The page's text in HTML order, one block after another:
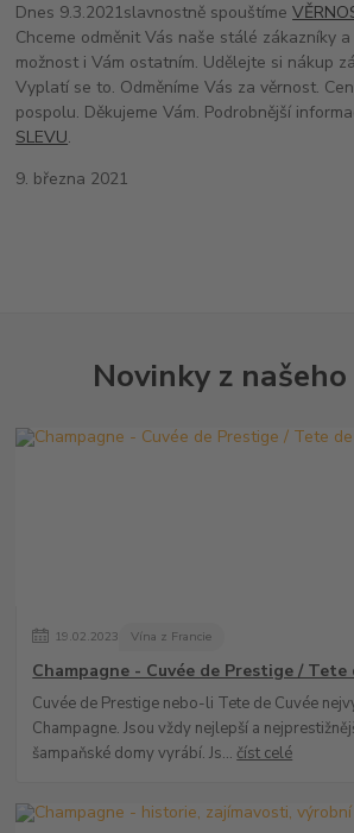
Dnes 9.3.2021slavnostně spouštíme
Chceme odměnit Vás naše stálé zákazníky
možnost i Vám ostatním. Udělejte si nákup
Vyplatí se to. Odměníme Vás za věrnost.
pospolu. Děkujeme Vám. Podrobnější
SLEVU.
9. března 2021
Novinky z
19.02.2023 Vína z Francie
Champagne - Cuvée de Prestige / Tete
Cuvée de Prestige nebo-li Tete de Cuvée
Champagne. Jsou vždy nejlepší a
šampaňské domy vyrábí. Js... číst celé